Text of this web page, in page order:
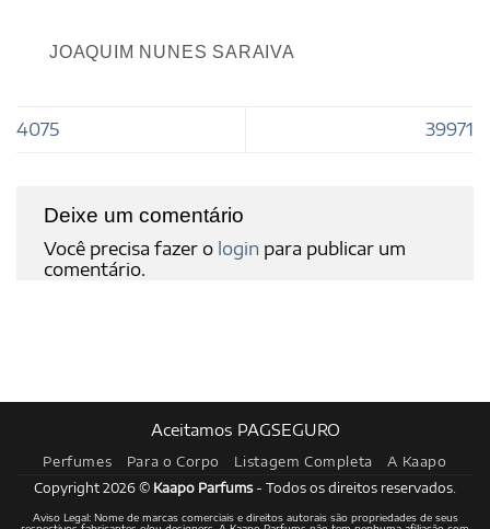
JOAQUIM NUNES SARAIVA
4075 39971
Deixe um comentário
Você precisa fazer o login para publicar um
comentário.
Aceitamos PAGSEGURO
Perfumes Para o Corpo Listagem Completa A Kaapo
Copyright 2026 © Kaapo Parfums- Todos os direitos reservados.
Aviso Legal: Nome de marcas comerciais e direitos autorais são propriedades de seus